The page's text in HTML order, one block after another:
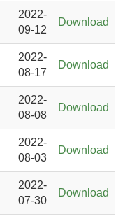
2022-
09-12
Download
2022-
08-17
Download
2022-
08-08
Download
2022-
08-03
Download
2022-
07-30
Download